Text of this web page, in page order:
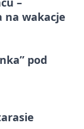
na wakacje
pod